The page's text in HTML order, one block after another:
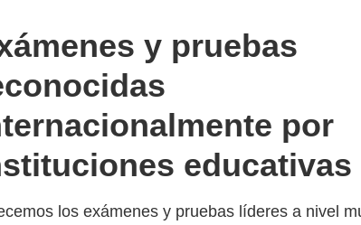
y pruebas
por
educativas
los exámenes y pruebas líderes a nivel